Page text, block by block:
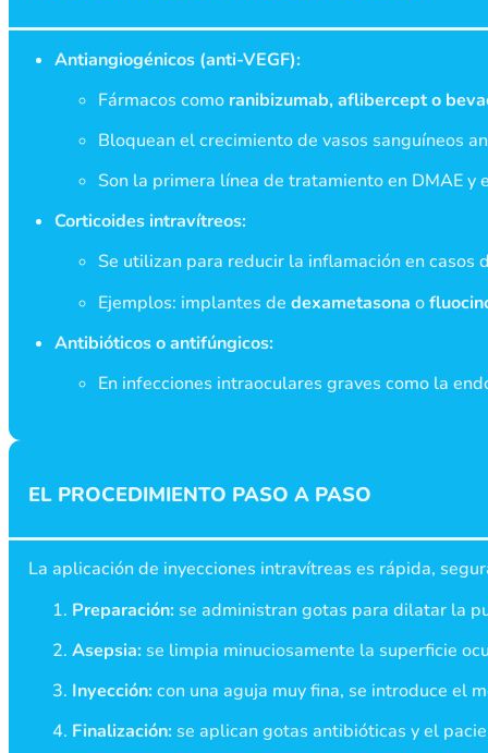
Antiangiogénicos (anti-VEGF):
Fármacos como ranibizumab, aflibercept o
Bloquean el crecimiento de vasos sanguíneos
Son la primera línea de tratamiento en DMAE y
Corticoides intravítreos:
Se utilizan para reducir la inflamación en casos
Ejemplos: implantes dedexametasona o
Antibióticos o antifúngicos:
En infecciones intraoculares graves como la
EL PROCEDIMIENTO PASO A PASO
La aplicación de inyecciones intravítreas es rápida,
Preparación:se administran gotas para dilatar la
Asepsia:se limpia minuciosamente la superficie
Inyección:con una aguja muy fina, se introduce el
Finalización:se aplican gotas antibióticas y el